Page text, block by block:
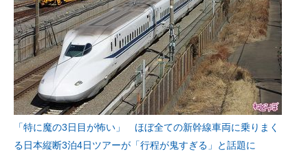
「特に魔の3日目が怖い」 ほぼ全ての新幹線車両に乗りまく
る日本縦断3泊4日ツアーが「行程が鬼すぎる」と話題に